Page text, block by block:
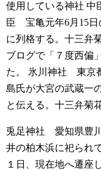
使用している神社 中
臣 宝亀元年6月15日
に列格する。十三弁
ブログで「７度西偏
た。
氷川神社 東京
島氏が大宮の武蔵一
と伝える。十三弁菊
兎足神社 愛知県豊
井の柏木浜に祀られ
１日、現在地へ遷座